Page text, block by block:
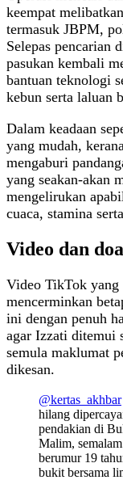
keempat
termasuk JBPM,
Selepas pencarian
pasukan kembali
bantuan teknologi
kebun serta laluan
Dalam keadaan
yang mudah,
mengaburi
yang seakan-akan
mengelirukan
cuaca, stamina
Video dan
Video TikTok yang
mencerminkan
ini dengan penuh
agar Izzati ditemui
semula maklumat
dikesan.
@kertas_akhbar
hilang
pendakian di
Malim,
berumur 19
bukit bersama